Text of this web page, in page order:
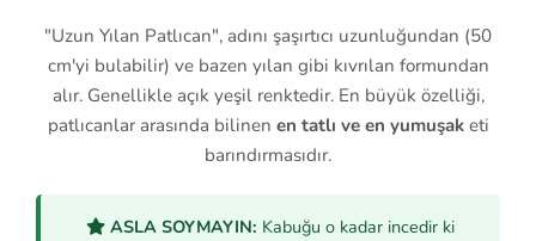
"Uzun Yılan Patlıcan", adını şaşırtıcı uzunluğundan (50
cm'yi bulabilir) ve bazen yılan gibi kıvrılan formundan
alır. Genellikle açık yeşil renktedir. En büyük özelliği,
patlıcanlar arasında bilinen en tatlı ve en yumuşaketi
barındırmasıdır.
ASLA SOYMAYIN: Kabuğu o kadar incedir ki